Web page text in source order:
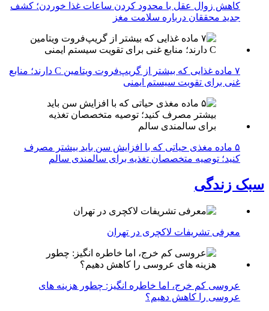
کاهش زوال عقل با محدود کردن ساعات غذا خوردن؛ کشف
جدید محققان درباره سلامت مغز
۷ ماده غذایی که بیشتر از گریپ‌فروت ویتامین C دارند؛ منابع
غنی برای تقویت سیستم ایمنی
۵ ماده مغذی حیاتی که با افزایش سن باید بیشتر مصرف
کنید؛ توصیه متخصصان تغذیه برای سالمندی سالم
سبک زندگی
معرفی تشریفات لاکچری در تهران
عروسی کم خرج، اما خاطره انگیز: چطور هزینه های
عروسی را کاهش دهیم؟